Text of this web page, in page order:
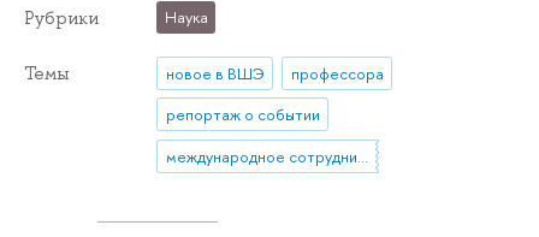
Рубрики Наука
Темы новое в ВШЭ
профессора
репортаж о событии
международное сотрудничество